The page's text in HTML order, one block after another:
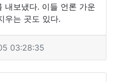
내보냈다. 이들 언론 가운
우는 곳도 있다.
03:28:35